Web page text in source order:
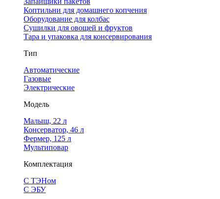
Коптильни для домашнего копчения
Оборудование для колбас
Сушилки для овощей и фруктов
Тара и упаковка для консервирования
Тип
Автоматические
Газовые
Электрические
Модель
Малыш, 22 л
Консерватор, 46 л
Фермер, 125 л
Мультиповар
Комплектация
С ТЭНом
С ЭБУ